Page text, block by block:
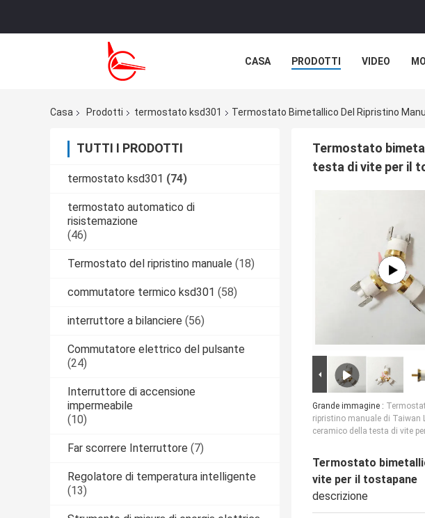
CASA PRODOTTI VIDEO
Casa
Prodotti termostato ksd301 Termostato Bimetallico Del Ripristino
TUTTI I PRODOTTI
termostato ksd301 (74)
termostato automatico di
risistemazione
(46)
Termostato del ripristino manuale (18)
commutatore termico ksd301 (58)
interruttore a bilanciere (56)
Commutatore elettrico del pulsante
(24)
Interruttore di accensione
impermeabile
(10)
Far scorrere Interruttore (7)
Regolatore di temperatura intelligente
(13)
Termostato
testa di vite per il
Grande immagine :
ripristino manuale di Taiwan
ceramico della testa di vite
Termostato
vite per il tostapane
descrizione